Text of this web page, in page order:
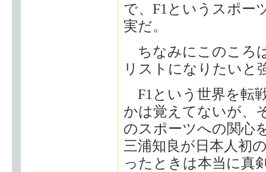
で、F1というスポー
実だ。
ちなみにこのころ
リストになりたいと
F1という世界を転
かは覚えてないが、
のスポーツへの関心
三浦知良が日本人初
ったときは本当に真